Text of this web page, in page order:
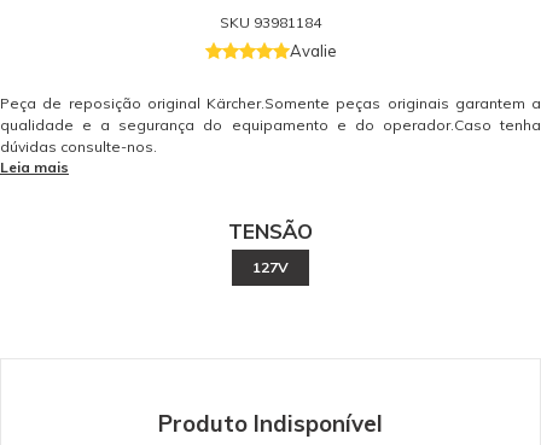
SKU 93981184
Avalie
Peça de reposição original Kärcher.Somente peças originais garantem a
qualidade e a segurança do equipamento e do operador.Caso tenha
dúvidas consulte-nos.
Leia mais
TENSÃO
127V
Produto Indisponível